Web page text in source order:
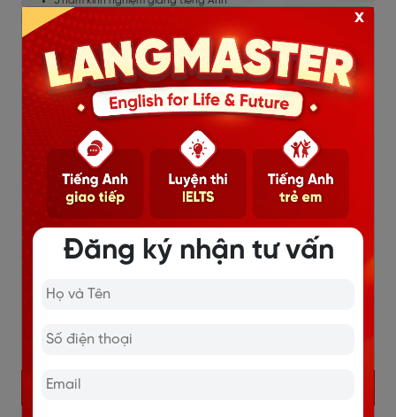
Nội Dung Hot
KHÓA TIẾNG ANH GIAO TIẾP 1 KÈM 1
Đăng ký nhận tư vấn
x